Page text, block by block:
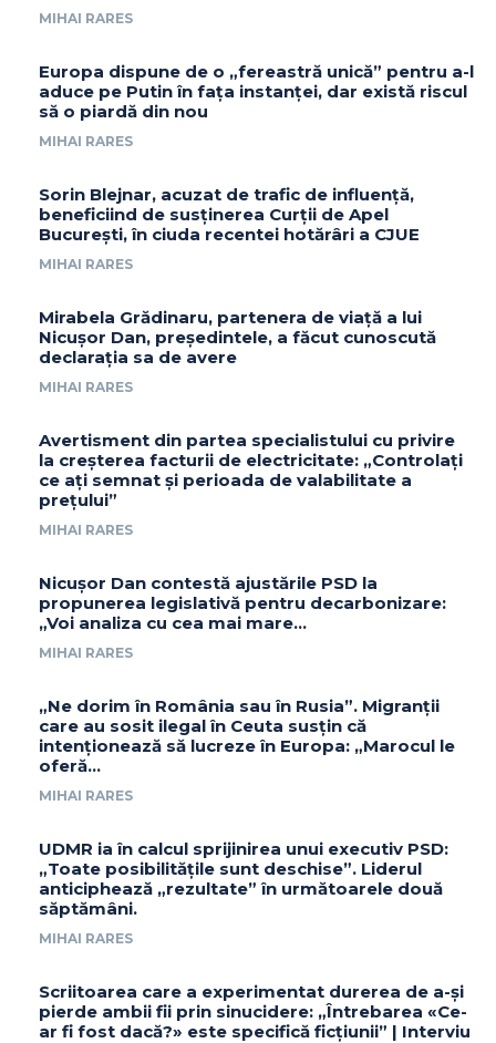
MIHAI RARES
Europa dispune de o „fereastră unică” pentru a-l
aduce pe Putin în fața instanței, dar există riscul
să o piardă din nou
MIHAI RARES
Sorin Blejnar, acuzat de trafic de influență,
beneficiind de susținerea Curții de Apel
București, în ciuda recentei hotărâri a CJUE
MIHAI RARES
Mirabela Grădinaru, partenera de viață a lui
Nicușor Dan, președintele, a făcut cunoscută
declarația sa de avere
MIHAI RARES
Avertisment din partea specialistului cu privire
la creșterea facturii de electricitate: „Controlați
ce ați semnat și perioada de valabilitate a
prețului”
MIHAI RARES
Nicușor Dan contestă ajustările PSD la
propunerea legislativă pentru decarbonizare:
„Voi analiza cu cea mai mare…
MIHAI RARES
„Ne dorim în România sau în Rusia”. Migranții
care au sosit ilegal în Ceuta susțin că
intenționează să lucreze în Europa: „Marocul le
oferă...
MIHAI RARES
UDMR ia în calcul sprijinirea unui executiv PSD:
„Toate posibilitățile sunt deschise”. Liderul
anticiphează „rezultate” în următoarele două
săptămâni.
MIHAI RARES
Scriitoarea care a experimentat durerea de a-și
pierde ambii fii prin sinucidere: „Întrebarea «Ce-
ar fi fost dacă?» este specifică ficțiunii” | Interviu